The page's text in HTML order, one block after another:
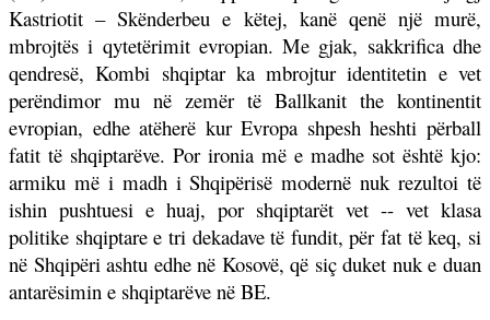
Kastriotit – Skënderbeu e këtej, kanë qenë një murë,
mbrojtës i qytetërimit evropian. Me gjak, sakkrifica dhe
qendresë, Kombi shqiptar ka mbrojtur identitetin e vet
perëndimor mu në zemër të Ballkanit the kontinentit
evropian, edhe atëherë kur Evropa shpesh heshti përball
fatit të shqiptarëve. Por ironia më e madhe sot është kjo:
armiku më i madh i Shqipërisë modernë nuk rezultoi të
ishin pushtuesi e huaj, por shqiptarët vet -- vet klasa
politike shqiptare e tri dekadave të fundit, për fat të keq, si
në Shqipëri ashtu edhe në Kosovë, që siç duket nuk e duan
antarësimin e shqiptarëve në BE.